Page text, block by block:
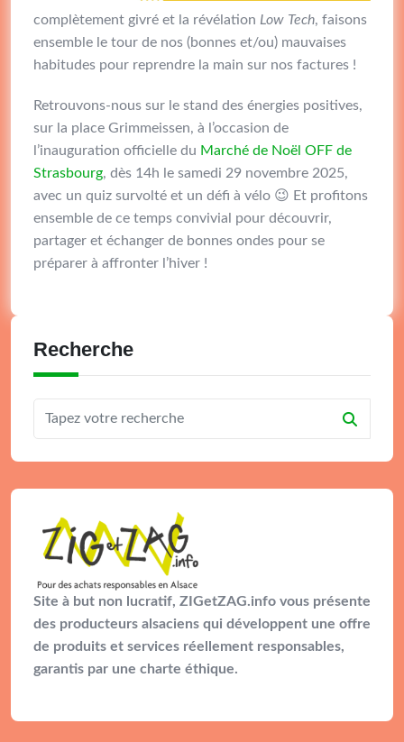
complètement givré et la révélation Low Tech, faisons
ensemble le tour de nos (bonnes et/ou) mauvaises
habitudes pour reprendre la main sur nos factures !
Retrouvons-nous sur le stand des énergies positives,
sur la place Grimmeissen, à l’occasion de
l’inauguration officielle du Marché de Noël OFF de
Strasbourg, dès 14h le samedi 29 novembre 2025,
avec un quiz survolté et un défi à vélo 😉 Et profitons
ensemble de ce temps convivial pour découvrir,
partager et échanger de bonnes ondes pour se
préparer à affronter l’hiver !
Recherche
Site à but non lucratif, ZIGetZAG.info vous présente
des producteurs alsaciens qui développent une offre
de produits et services réellement responsables,
garantis par une charte éthique.